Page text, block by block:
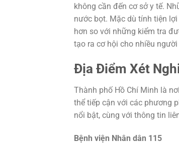
không cần đến cơ sở y tế.
nước bọt. Mặc dù tính tiện
hơn so với những kiểm tra
tạo ra cơ hội cho nhiều
Địa Điểm Xét
Thành phố Hồ Chí Minh là
thể tiếp cận với các phương
nổi bật, cùng với thông tin
Bệnh viện Nhân dân 115